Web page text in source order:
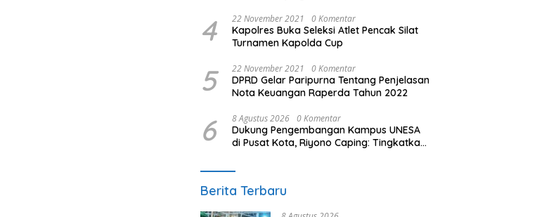
4 22 November 2021 0 Komentar
Kapolres Buka Seleksi Atlet Pencak Silat
Turnamen Kapolda Cup
5 22 November 2021 0 Komentar
DPRD Gelar Paripurna Tentang Penjelasan
Nota Keuangan Raperda Tahun 2022
6 8 Agustus 2026 0 Komentar
Dukung Pengembangan Kampus UNESA
di Pusat Kota, Riyono Caping: Tingkatkan
Berita Terbaru